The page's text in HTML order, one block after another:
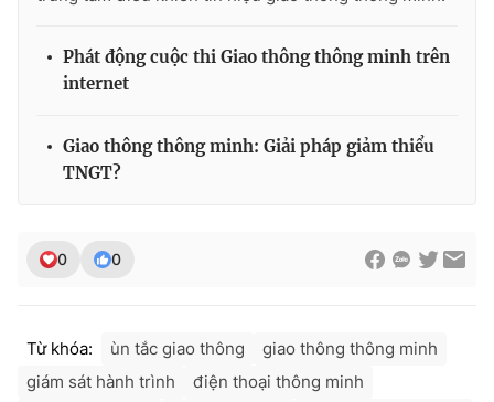
Giấy phép hoạt động báo in và báo điện tử số 483/GP-BTTTT
cấp ngày 29/12/2023
Tổng Biên tập:Vũ Thanh Thủy
Phát động cuộc thi Giao thông thông minh trên
internet
Giao thông thông minh: Giải pháp giảm thiểu
TNGT?
0 0
Từ khóa: ùn tắc giao thông
giao thông thông minh
giám sát hành trình
điện thoại thông minh